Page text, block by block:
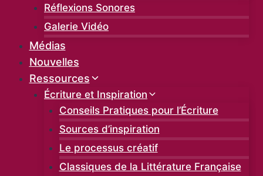
Réflexions Sonores
Galerie Vidéo
Médias
Nouvelles
Ressources
Écriture et Inspiration
Conseils Pratiques pour l’Écriture
Sources d’inspiration
Le processus créatif
Classiques de la Littérature Française